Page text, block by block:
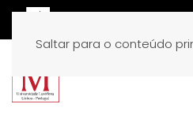
Saltar para o conteúdo